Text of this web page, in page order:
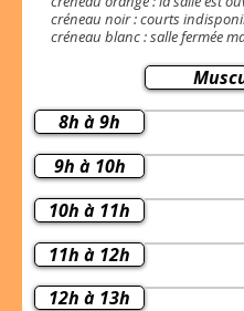
créneau noir : courts
créneau blanc : salle fermée
8h à 9h
9h à 10h
10h à 11h
11h à 12h
12h à 13h